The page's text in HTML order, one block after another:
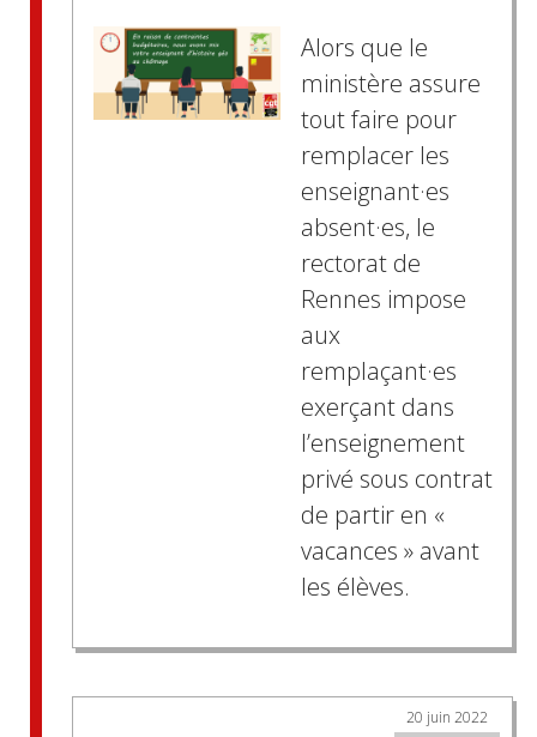
Alors que le
ministère assure
tout faire pour
remplacer les
enseignant·es
absent·es, le
rectorat de
Rennes impose
aux
remplaçant·es
exerçant dans
l’enseignement
privé sous contrat
de partir en «
vacances » avant
les élèves.
20 juin 2022